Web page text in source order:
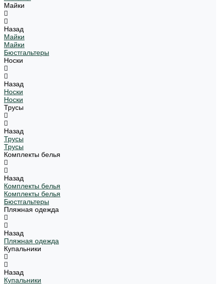
Майки
Назад
Майки
Майки
Бюстгальтеры
Носки
Назад
Носки
Носки
Трусы
Назад
Трусы
Трусы
Комплекты белья
Назад
Комплекты белья
Комплекты белья
Бюстгальтеры
Пляжная одежда
Назад
Пляжная одежда
Купальники
Назад
Купальники